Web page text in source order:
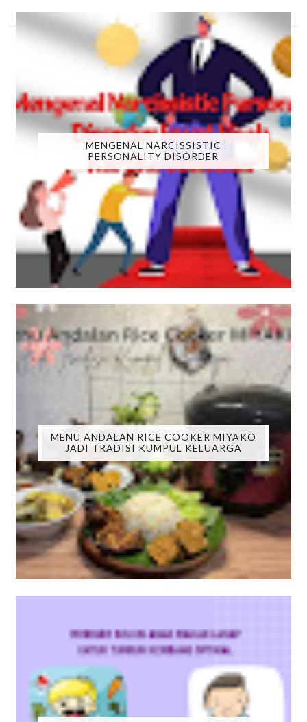
MENGENAL NARCISSISTIC
PERSONALITY DISORDER
MENU ANDALAN RICE COOKER MIYAKO
JADI TRADISI KUMPUL KELUARGA